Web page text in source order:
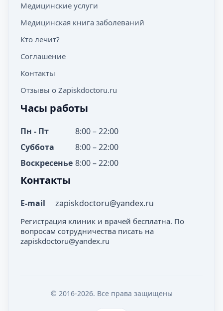
Медицинские услуги
Медицинская книга заболеваний
Кто лечит?
Соглашение
Контакты
Отзывы о Zapiskdoctoru.ru
Часы работы
Пн - Пт
8:00 – 22:00
Суббота
8:00 – 22:00
Воскресенье 8:00 – 22:00
Контакты
E-mail zapiskdoctoru@yandex.ru
Регистрация клиник и врачей бесплатна. По
вопросам сотрудничества писать на
zapiskdoctoru@yandex.ru
© 2016-2026. Все права защищены